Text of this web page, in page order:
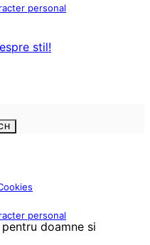
personal
personal